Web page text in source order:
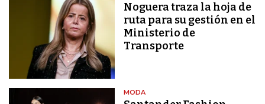
Noguera traza la hoja de
ruta para su gestión en el
Ministerio de
Transporte
MODA